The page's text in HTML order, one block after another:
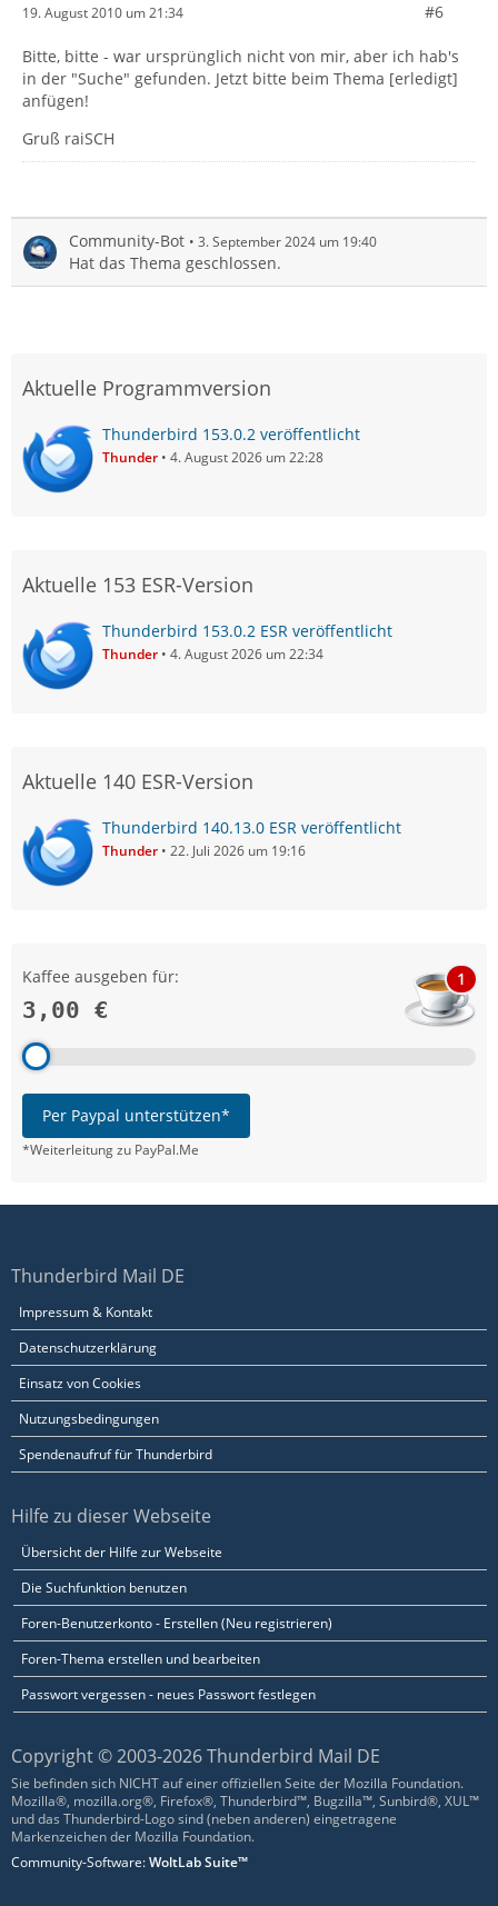
19. August 2010 um 21:34 #6
Bitte, bitte - war ursprünglich nicht von mir, aber ich hab's
in der "Suche" gefunden. Jetzt bitte beim Thema [erledigt]
anfügen!
Gruß raiSCH
Community-Bot 3. September 2024 um 19:40
Hat das Thema geschlossen.
Aktuelle Programmversion
Thunderbird 153.0.2 veröffentlicht
Thunder 4. August 2026 um 22:28
Aktuelle 153 ESR-Version
Thunderbird 153.0.2 ESR veröffentlicht
Thunder 4. August 2026 um 22:34
Aktuelle 140 ESR-Version
Thunderbird 140.13.0 ESR veröffentlicht
Thunder 22. Juli 2026 um 19:16
Kaffee ausgeben für:
3,00 €
1
Per Paypal unterstützen*
*Weiterleitung zu PayPal.Me
Thunderbird Mail DE
Impressum & Kontakt
Datenschutzerklärung
Einsatz von Cookies
Nutzungsbedingungen
Spendenaufruf für Thunderbird
Hilfe zu dieser Webseite
Übersicht der Hilfe zur Webseite
Die Suchfunktion benutzen
Foren-Benutzerkonto - Erstellen (Neu registrieren)
Foren-Thema erstellen und bearbeiten
Passwort vergessen - neues Passwort festlegen
Copyright © 2003-2026 Thunderbird Mail DE
Sie befinden sich NICHT auf einer offiziellen Seite der Mozilla Foundation.
Mozilla®, mozilla.org®, Firefox®, Thunderbird™, Bugzilla™, Sunbird®, XUL™
und das Thunderbird-Logo sind (neben anderen) eingetragene
Markenzeichen der Mozilla Foundation.
Community-Software:WoltLab Suite™